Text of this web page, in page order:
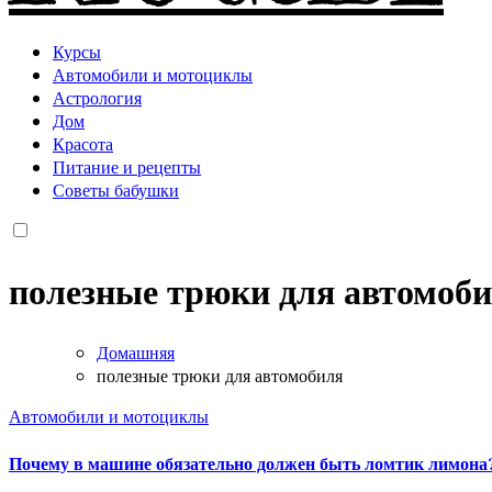
Курсы
Автомобили и мотоциклы
Астрология
Дом
Красота
Питание и рецепты
Советы бабушки
полезные трюки для
Домашняя
полезные трюки для автомобиля
Автомобили и мотоциклы
Почему в машине обязательно должен быть ломтик